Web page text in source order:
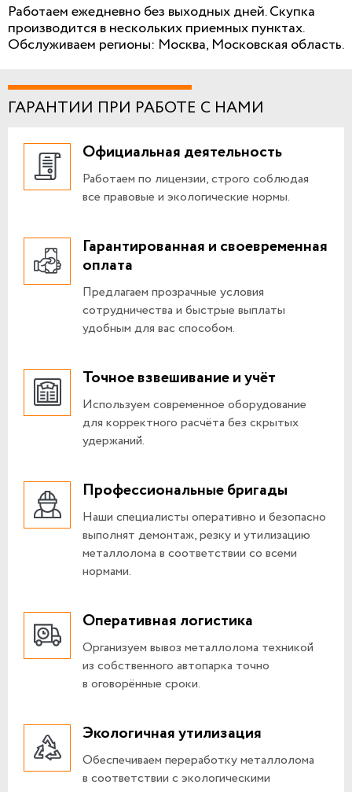
Работаем ежедневно без выходных дней. Скупка
производится в нескольких приемных пунктах.
Обслуживаем регионы: Москва, Московская область.
ГАРАНТИИ ПРИ РАБОТЕ С НАМИ
Официальная деятельность
Работаем по лицензии, строго соблюдая
все правовые и экологические нормы.
Гарантированная и своевременная
оплата
Предлагаем прозрачные условия
сотрудничества и быстрые выплаты
удобным для вас способом.
Точное взвешивание и учёт
Используем современное оборудование
для корректного расчёта без скрытых
удержаний.
Профессиональные бригады
Наши специалисты оперативно и безопасно
выполнят демонтаж, резку и утилизацию
металлолома в соответствии со всеми
нормами.
Оперативная логистика
Организуем вывоз металлолома техникой
из собственного автопарка точно
в оговорённые сроки.
Экологичная утилизация
Обеспечиваем переработку металлолома
в соответствии с экологическими